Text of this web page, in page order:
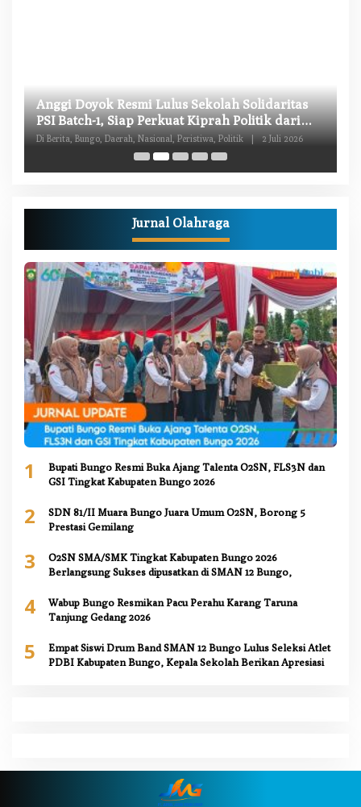
Anggi Doyok Resmi Lulus Sekolah Solidaritas
PSI Batch-1, Siap Perkuat Kiprah Politik dari
Daerah
Di Berita, Bungo, Daerah, Nasional, Peristiwa, Politik | 2 Juli 2026
Jurnal Olahraga
1
Bupati Bungo Resmi Buka Ajang Talenta O2SN, FLS3N dan
GSI Tingkat Kabupaten Bungo 2026
2
SDN 81/II Muara Bungo Juara Umum O2SN, Borong 5
Prestasi Gemilang
3
O2SN SMA/SMK Tingkat Kabupaten Bungo 2026
Berlangsung Sukses dipusatkan di SMAN 12 Bungo,
4
Wabup Bungo Resmikan Pacu Perahu Karang Taruna
Tanjung Gedang 2026
5
Empat Siswi Drum Band SMAN 12 Bungo Lulus Seleksi Atlet
PDBI Kabupaten Bungo, Kepala Sekolah Berikan Apresiasi